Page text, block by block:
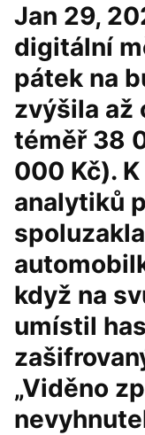
Jan 29,
digitální
pátek na
zvýšila až
téměř 38
000 Kč).
analytiků
když na
umístil
„Viděno